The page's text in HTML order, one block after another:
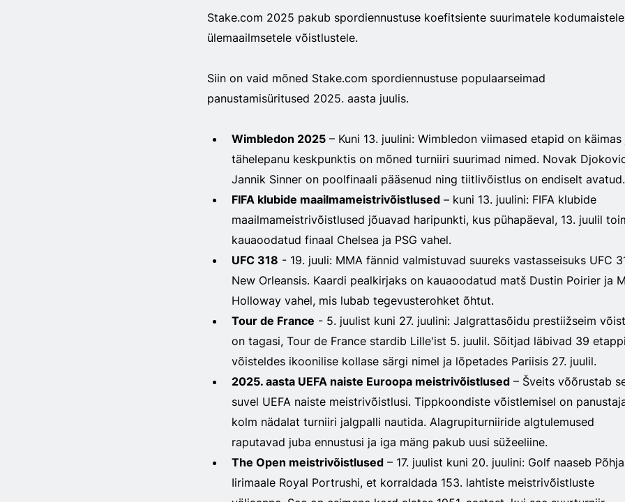
Stake.com 2025 pakub spordiennustuse koefitsiente suurimatele
ülemaailmsetele võistlustele.
Siin on vaid mõned Stake.com spordiennustuse populaarseimad
panustamisüritused 2025. aasta juulis.
Wimbledon 2025– Kuni 13. juulini: Wimbledon viimased etapid on käimas
tähelepanu keskpunktis on mõned turniiri suurimad nimed. Novak
Jannik Sinner on poolfinaali pääsenud ning tiitlivõistlus on endiselt avatud.
FIFA klubide maailmameistrivõistlused– kuni 13. juulini: FIFA klubide
maailmameistrivõistlused jõuavad haripunkti, kus pühapäeval, 13. juulil
kauaoodatud finaal Chelsea ja PSG vahel.
UFC 318 - 19. juuli: MMA fännid valmistuvad suureks vastasseisuks UFC
New Orleansis. Kaardi pealkirjaks on kauaoodatud matš Dustin Poirier ja
Holloway vahel, mis lubab tegevusterohket õhtut.
Tour de France - 5. juulist kuni 27. juulini: Jalgrattasõidu prestiižseim
on tagasi, Tour de France stardib Lille'ist 5. juulil. Sõitjad läbivad 39
võisteldes ikoonilise kollase särgi nimel ja lõpetades Pariisis 27. juulil.
2025. aasta UEFA naiste Euroopa meistrivõistlused– Šveits võõrustab
suvel UEFA naiste meistrivõistlusi. Tippkoondiste võistlemisel on
kolm nädalat turniiri jalgpalli nautida. Alagrupiturniiride algtulemused
raputavad juba ennustusi ja iga mäng pakub uusi süžeeliine.
The Open meistrivõistlused– 17. juulist kuni 20. juulini: Golf naaseb
Iirimaale Royal Portrushi, et korraldada 153. lahtiste meistrivõistluste